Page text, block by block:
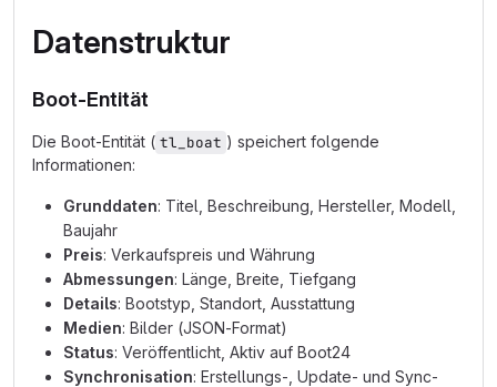
Datenstruktur
Boot-Entität
Die Boot-Entität ( tl_boat ) speichert folgende
Informationen:
Grunddaten: Titel, Beschreibung, Hersteller, Modell,
Baujahr
Preis: Verkaufspreis und Währung
Abmessungen: Länge, Breite, Tiefgang
Details: Bootstyp, Standort, Ausstattung
Medien: Bilder (JSON-Format)
Status: Veröffentlicht, Aktiv auf Boot24
Synchronisation: Erstellungs-, Update- und Sync-